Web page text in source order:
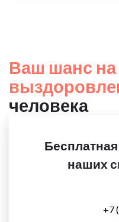
Ваш шанс на
человека
наших